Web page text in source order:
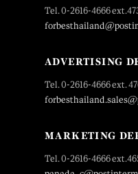
Tel. 0-2616-4666
ADVERTISING
Tel. 0-2616-4666 ext.
MARKETING
Tel. 0-2616-4666